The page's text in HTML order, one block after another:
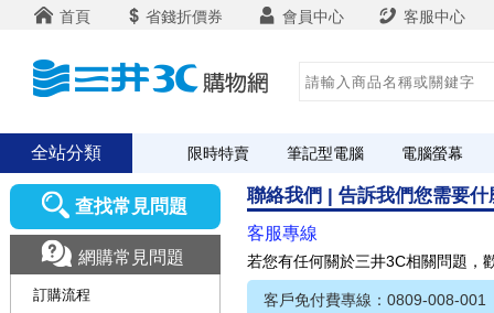
首頁 省錢折價券 會員中心 客服中心
全站分類 限時特賣 筆記型電腦 電腦螢幕
聯絡我們 | 告訴我們您需要什
客服專線
若您有任何關於三井3C相關問題，
客戶免付費專線：0809-008-001
查找常見問題
網購常見問題
訂購流程